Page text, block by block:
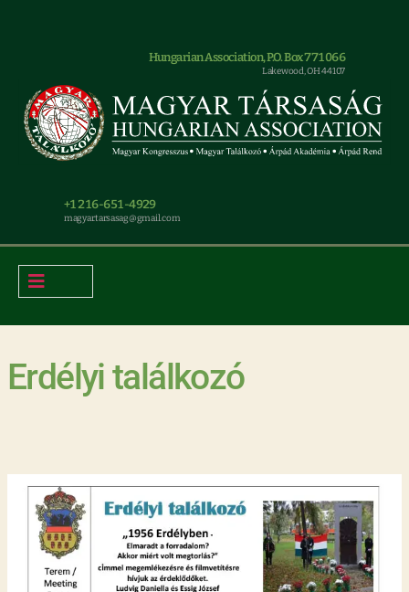
Hungarian Association, P.O. Box 771066
Lakewood, OH 44107
+1 216-651-4929
magyar.tarsasag@gmail.com
Erdélyi találkozó